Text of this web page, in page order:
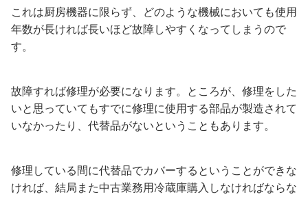
これは厨房機器に限らず、どのような機械においても使用
年数が長ければ長いほど故障しやすくなってしまうので
す。
故障すれば修理が必要になります。ところが、修理をした
いと思っていてもすでに修理に使用する部品が製造されて
いなかったり、代替品がないということもあります。
修理している間に代替品でカバーするということができな
ければ、結局また中古業務用冷蔵庫購入しなければならな